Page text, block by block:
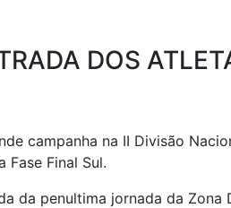
DOS
campanha na II Divisão
Fase Final Sul.
da penultima jornada da Zona